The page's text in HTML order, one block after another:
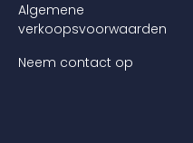
Algemene
verkoopsvoorwaarden
Neem contact op